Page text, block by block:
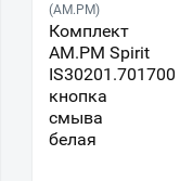
(AM.PM)
Комплект
AM.PM Spirit
IS30201.701700
кнопка
смыва
белая